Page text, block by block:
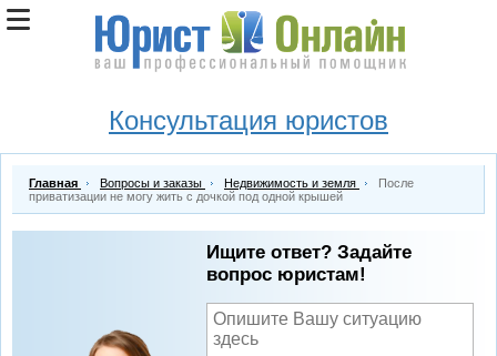
Консультация юристов
Главная Вопросы и заказы Недвижимость и земля
После
приватизации не могу жить с дочкой под одной крышей
Ищите ответ? Задайте
вопрос юристам!